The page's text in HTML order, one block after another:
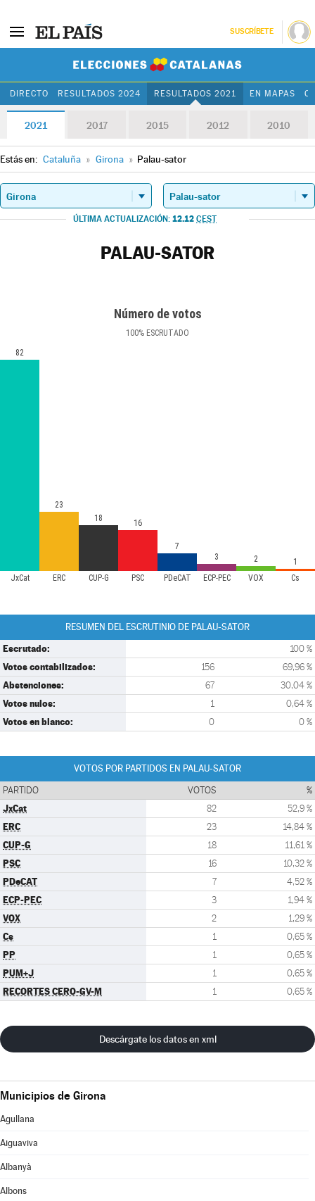
SUSCRÍBETE
DIRECTO RESULTADOS 2024 RESULTADOS 2021 EN MAPAS
2021 2017 2015 2012 2010
Estás en: Cataluña » Girona » Palau-sator
ÚLTIMA ACTUALIZACIÓN: 12.12 CEST
PALAU-SATOR
Número de votos
100% ESCRUTADO
JxCat ERC CUP-G PSC PDeCAT ECP-PEC VOX Cs
82
23
18
16
7
3
2 1
RESUMEN DEL ESCRUTINIO DE PALAU-SATOR
Escrutado: 100 %
Votos contabilizados: 156 69,96 %
Abstenciones: 67 30,04 %
Votos nulos: 1 0,64 %
Votos en blanco: 0 0 %
VOTOS POR PARTIDOS EN PALAU-SATOR
PARTIDO VOTOS %
JxCat 82 52,9 %
ERC 23 14,84 %
CUP-G 18 11,61 %
PSC 16 10,32 %
PDeCAT 7 4,52 %
ECP-PEC 3 1,94 %
VOX 2 1,29 %
Cs 1 0,65 %
PP 1 0,65 %
PUM+J 1 0,65 %
RECORTES CERO-GV-M 1 0,65 %
Descárgate los datos en xml
Municipios de Girona
Agullana
Aiguaviva
Albanyà
Albons